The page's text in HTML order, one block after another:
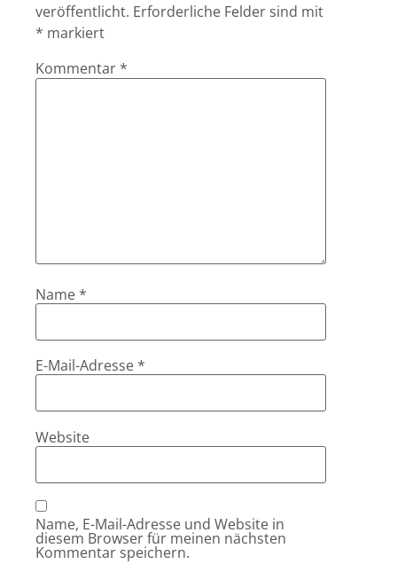
veröffentlicht. Erforderliche Felder sind mit
* markiert
Kommentar *
Name *
E-Mail-Adresse *
Website
Name, E-Mail-Adresse und Website in
diesem Browser für meinen nächsten
Kommentar speichern.